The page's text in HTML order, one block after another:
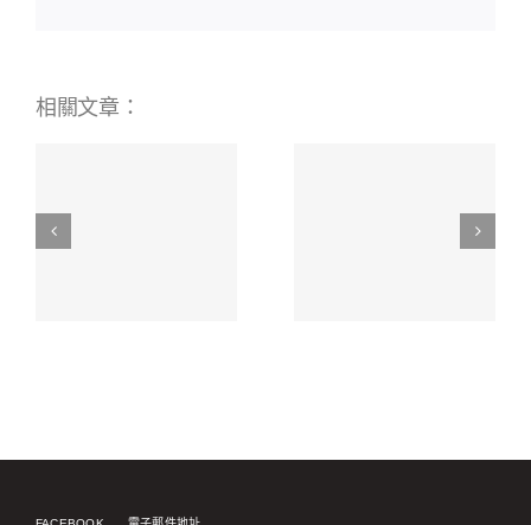
相關文章：
Bookmaker
Your